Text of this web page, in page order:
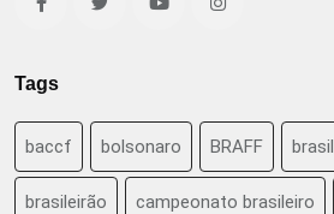
Tags
baccf bolsonaro BRAFF brasil
brasileirão campeonato brasileiro